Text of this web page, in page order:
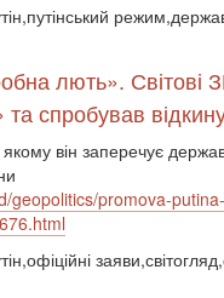
лють». Світові
спробував
він заперечує
geopolitics/promova-